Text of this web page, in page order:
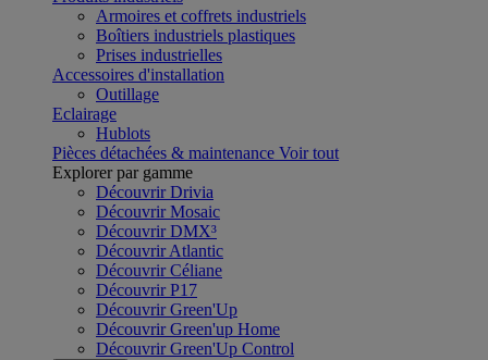
Armoires et coffrets industriels
Boîtiers industriels plastiques
Prises industrielles
Accessoires d'installation
Outillage
Eclairage
Hublots
Pièces détachées & maintenance Voir tout
Explorer par gamme
Découvrir Drivia
Découvrir Mosaic
Découvrir DMX³
Découvrir Atlantic
Découvrir Céliane
Découvrir P17
Découvrir Green'Up
Découvrir Green'up Home
Découvrir Green'Up Control